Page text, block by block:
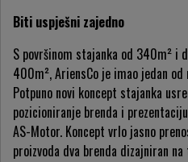
Biti uspješni zajedno
S površinom stajanka od 340m² i
400m², AriensCo je imao jedan od
Potpuno novi koncept stajanka
pozicioniranje brenda i
AS-Motor. Koncept vrlo jasno
proizvoda dva brenda dizajniran